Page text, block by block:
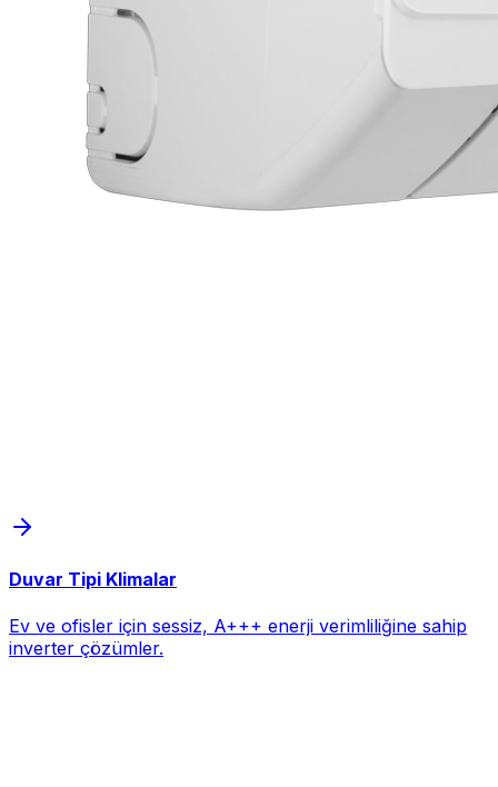
Duvar Tipi Klimalar
Ev ve ofisler için sessiz, A+++ enerji verimliliğine sahip
inverter çözümler.